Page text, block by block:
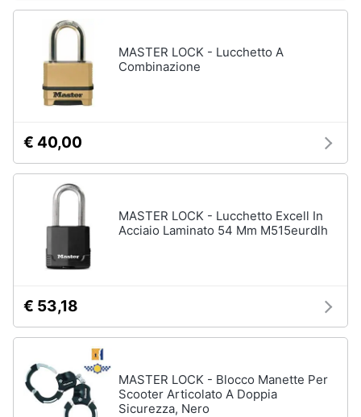
MASTER LOCK - Lucchetto A
Combinazione
€ 40,00
MASTER LOCK - Lucchetto Excell In
Acciaio Laminato 54 Mm M515eurdlh
€ 53,18
MASTER LOCK - Blocco Manette Per
Scooter Articolato A Doppia
Sicurezza, Nero